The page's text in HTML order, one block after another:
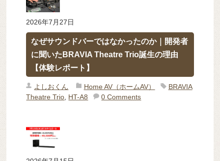
2026年7月27日
なぜサウンドバーではなかったのか｜開発者
に聞いたBRAVIA Theatre Trio誕生の理由
【体験レポート】
よしおくん Home AV（ホームAV）
BRAVIA
Theatre Trio HT-A8 0 Comments